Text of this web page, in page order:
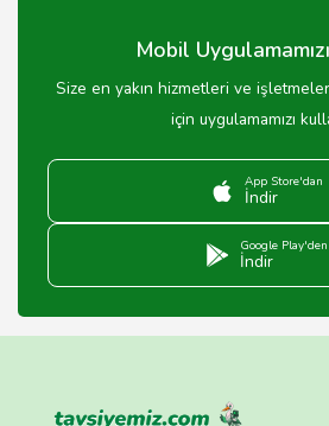
Mobil
Size en yakın hizmetleri ve
için uygulamamızı
App Store'dan
İndir
Google Play'den
İndir